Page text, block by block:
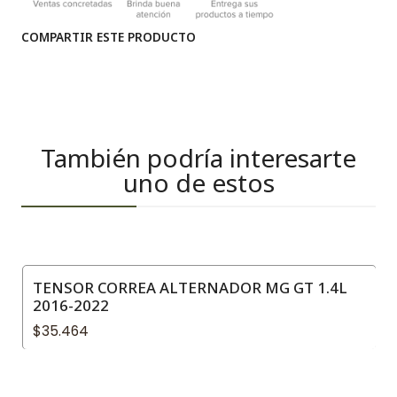
COMPARTIR ESTE PRODUCTO
También podría interesarte
uno de estos
TENSOR CORREA ALTERNADOR MG GT 1.4L
2016-2022
$35.464